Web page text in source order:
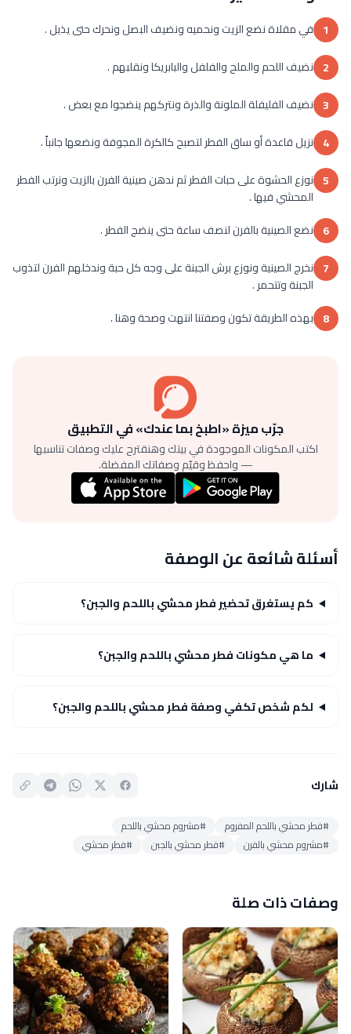
1 في مقلاة نضع الزيت ونحميه ونضيف البصل ونحرك حتى يذبل .
2 نضيف اللحم والملح والفلفل والبابريكا ونقلبهم .
3 نضيف الفليفلة الملونة والذرة ونتركهم ينضجوا مع بعض .
4 نزيل قاعدة أو ساق الفطر لتصبح كالكرة المجوفة ونضعها جانباً .
5 نوزع الحشوة على حبات الفطر ثم ندهن صينية الفرن بالزيت ونرتب الفطر
المحشي فيها .
6 نضع الصينية بالفرن لنصف ساعة حتى ينضج الفطر .
7 نخرج الصينية ونوزع برش الجبنة على وجه كل حبة وندخلهم الفرن لتذوب
الجبنة وتتحمر .
8 بهذه الطريقة تكون وصفتنا انتهت وصحة وهنا .
جرّب ميزة «اطبخ بما عندك» في التطبيق
اكتب المكونات الموجودة في بيتك وهنقترح عليك وصفات تناسبها
— واحفظ وقيّم وصفاتك المفضلة.
أسئلة شائعة عن الوصفة
كم يستغرق تحضير فطر محشي باللحم والجبن؟
ما هي مكونات فطر محشي باللحم والجبن؟
لكم شخص تكفي وصفة فطر محشي باللحم والجبن؟
شارك
#فطر محشي باللحم المفروم
#مشروم محشي باللحم
#مشروم محشي بالفرن
#فطر محشي بالجبن #فطر محشي
وصفات ذات صلة